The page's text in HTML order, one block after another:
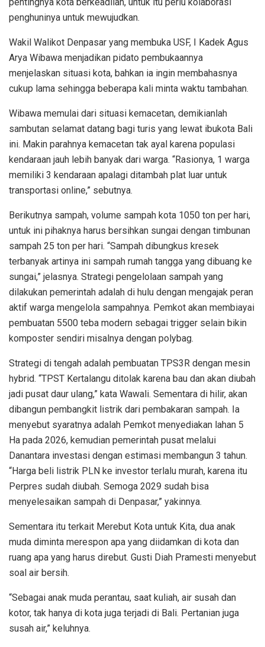
pentingnya kota berkeadilan, untuk itu perlu kolaborasi
penghuninya untuk mewujudkan.
Wakil Walikot Denpasar yang membuka USF, I Kadek Agus
Arya Wibawa menjadikan pidato pembukaannya
menjelaskan situasi kota, bahkan ia ingin membahasnya
cukup lama sehingga beberapa kali minta waktu tambahan.
Wibawa memulai dari situasi kemacetan, demikianlah
sambutan selamat datang bagi turis yang lewat ibukota Bali
ini. Makin parahnya kemacetan tak ayal karena populasi
kendaraan jauh lebih banyak dari warga. “Rasionya, 1 warga
memiliki 3 kendaraan apalagi ditambah plat luar untuk
transportasi online,” sebutnya.
Berikutnya sampah, volume sampah kota 1050 ton per hari,
untuk ini pihaknya harus bersihkan sungai dengan timbunan
sampah 25 ton per hari. “Sampah dibungkus kresek
terbanyak artinya ini sampah rumah tangga yang dibuang ke
sungai,” jelasnya. Strategi pengelolaan sampah yang
dilakukan pemerintah adalah di hulu dengan mengajak peran
aktif warga mengelola sampahnya. Pemkot akan membiayai
pembuatan 5500 teba modern sebagai trigger selain bikin
komposter sendiri misalnya dengan polybag.
Strategi di tengah adalah pembuatan TPS3R dengan mesin
hybrid. “TPST Kertalangu ditolak karena bau dan akan diubah
jadi pusat daur ulang,” kata Wawali. Sementara di hilir, akan
dibangun pembangkit listrik dari pembakaran sampah. Ia
menyebut syaratnya adalah Pemkot menyediakan lahan 5
Ha pada 2026, kemudian pemerintah pusat melalui
Danantara investasi dengan estimasi membangun 3 tahun.
“Harga beli listrik PLN ke investor terlalu murah, karena itu
Perpres sudah diubah. Semoga 2029 sudah bisa
menyelesaikan sampah di Denpasar,” yakinnya.
Sementara itu terkait Merebut Kota untuk Kita, dua anak
muda diminta merespon apa yang diidamkan di kota dan
ruang apa yang harus direbut. Gusti Diah Pramesti menyebut
soal air bersih.
“Sebagai anak muda perantau, saat kuliah, air susah dan
kotor, tak hanya di kota juga terjadi di Bali. Pertanian juga
susah air,” keluhnya.